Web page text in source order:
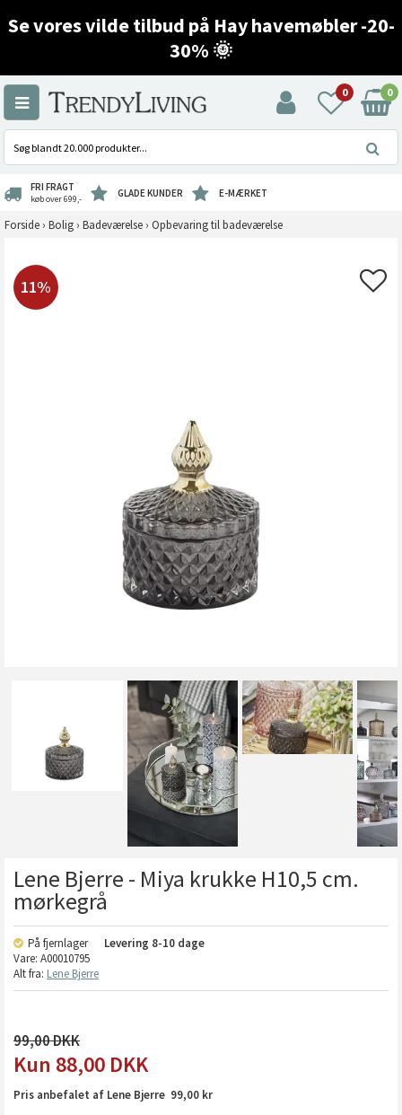
Se vores vilde tilbud på Hay havemøbler -20-
30% 🌞
0 0
FRI FRAGT
køb over 699,- GLADE KUNDER E-MÆRKET
Forside › Bolig › Badeværelse › Opbevaring til badeværelse
11%
Lene Bjerre - Miya krukke H10,5 cm.
mørkegrå
På fjernlager Levering 8-10 dage
Vare: A00010795
Alt fra: Lene Bjerre
99,00
88,00 DKK
Pris anbefalet af Lene Bjerre 99,00 kr